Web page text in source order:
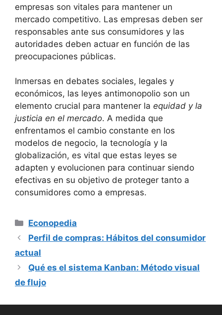
empresas son vitales para mantener un
mercado competitivo. Las empresas deben ser
responsables ante sus consumidores y las
autoridades deben actuar en función de las
preocupaciones públicas.
Inmersas en debates sociales, legales y
económicos, las leyes antimonopolio son un
elemento crucial para mantener la equidad y la
justicia en el mercado. A medida que
enfrentamos el cambio constante en los
modelos de negocio, la tecnología y la
globalización, es vital que estas leyes se
adapten y evolucionen para continuar siendo
efectivas en su objetivo de proteger tanto a
consumidores como a empresas.
Categorías
Econopedia
Perfil de compras: Hábitos del consumidor
actual
Qué es el sistema Kanban: Método visual
de flujo